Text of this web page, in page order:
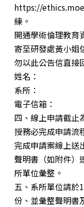
https://
練。
開通學術倫理教育
寄至研發處黃小
勿以此公告信直接
姓名：
系所：
電子信箱：
四、線上申請截止
授務必完成申請流
完成申請案線上送
聲明書（如附件）
所單位彙整。
五、系所單位請於
份、並彙整聲明書